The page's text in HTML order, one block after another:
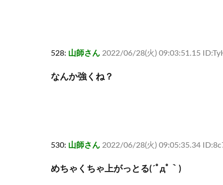
528: 山師さん 2022/06/28(火) 09:03:51.15
なんか強くね？
530: 山師さん 2022/06/28(火) 09:05:35.34
めちゃくちゃ上がっとる(´ﾟдﾟ｀)